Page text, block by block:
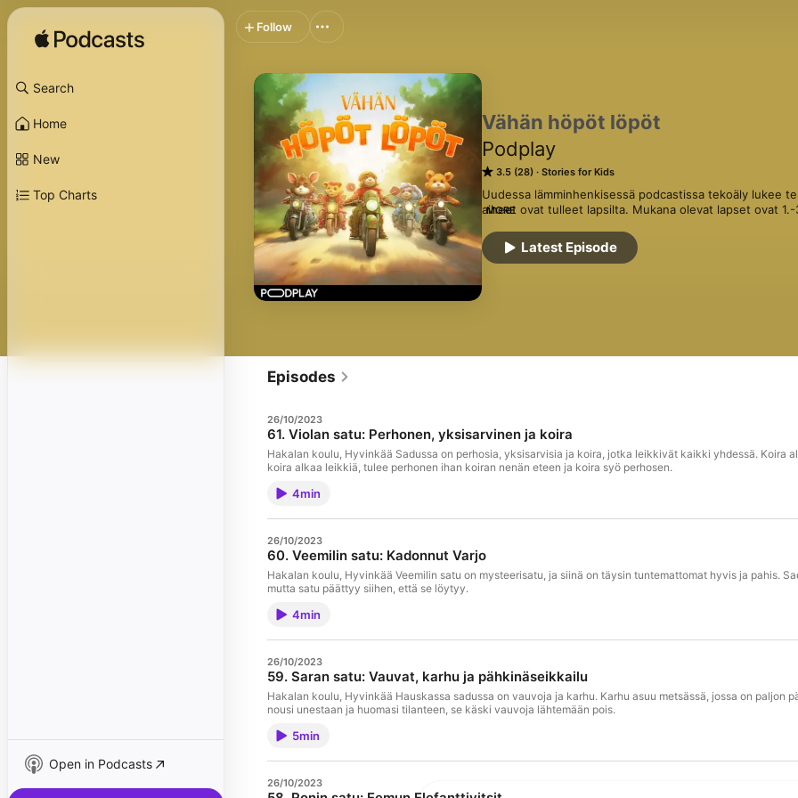
Search
Home
New
Top Charts
Open in Podcasts
Vähän höpöt löpöt
Podplay
3.5 (28) Stories for Kids
Uudessa lämminhenkisessä podcastissa tekoäly lukee
aiheet ovat tulleet lapsilta. Mukana olevat lapset ovat 1.-
suurperheen äiti.
MORE
Latest Episode
Follow
Episodes
26/10/2023
61. Violan satu: Perhonen, yksisarvinen ja koira
Hakalan koulu, Hyvinkää Sadussa on perhosia, yksisarvisia ja koira, jotka leikkivät kaikki yhdessä. Koira
koira alkaa leikkiä, tulee perhonen ihan koiran nenän eteen ja koira syö perhosen.
4min
26/10/2023
60. Veemilin satu: Kadonnut Varjo
Hakalan koulu, Hyvinkää Veemilin satu on mysteerisatu, ja siinä on täysin tuntemattomat hyvis ja pahis.
mutta satu päättyy siihen, että se löytyy.
4min
26/10/2023
59. Saran satu: Vauvat, karhu ja pähkinäseikkailu
Hakalan koulu, Hyvinkää Hauskassa sadussa on vauvoja ja karhu. Karhu asuu metsässä, jossa on paljon
nousi unestaan ja huomasi tilanteen, se käski vauvoja lähtemään pois.
5min
26/10/2023